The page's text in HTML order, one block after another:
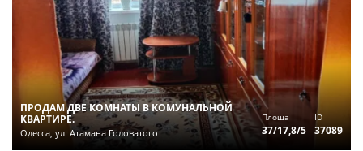
ПРОДАМ ДВЕ КОМНАТЫ В КОМУНАЛЬНОЙ
КВАРТИРЕ.
Одесса, ул. Атамана Головатого
Площа
37/17,8/5
ID
37089